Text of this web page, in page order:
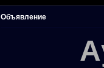
Объявление